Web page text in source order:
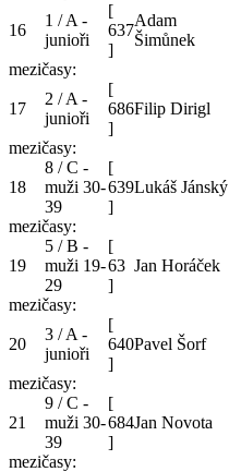
16
1 / A -
junioři
[
637
]
Adam
Šimůnek
mezičasy:
17
2 / A -
junioři
[
686
]
Filip Dirigl
mezičasy:
18
8 / C -
muži 30-
39
[
639
]
Lukáš Jánský
mezičasy:
19
5 / B -
muži 19-
29
[
63
]
Jan Horáček
mezičasy:
20
3 / A -
junioři
[
640
]
Pavel Šorf
mezičasy:
21
9 / C -
muži 30-
39
[
684
]
Jan Novota
mezičasy: